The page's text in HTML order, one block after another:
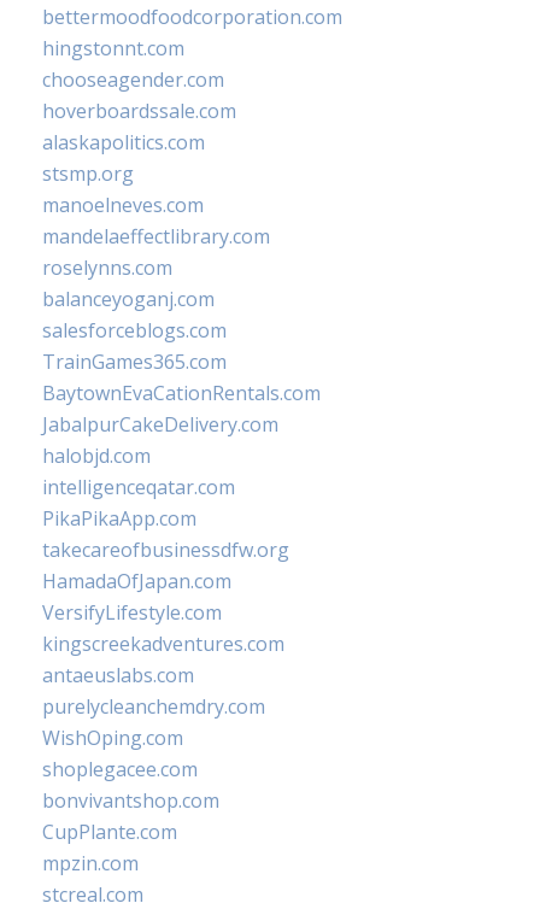
bettermoodfoodcorporation.com
hingstonnt.com
chooseagender.com
hoverboardssale.com
alaskapolitics.com
stsmp.org
manoelneves.com
mandelaeffectlibrary.com
roselynns.com
balanceyoganj.com
salesforceblogs.com
TrainGames365.com
BaytownEvaCationRentals.com
JabalpurCakeDelivery.com
halobjd.com
intelligenceqatar.com
PikaPikaApp.com
takecareofbusinessdfw.org
HamadaOfJapan.com
VersifyLifestyle.com
kingscreekadventures.com
antaeuslabs.com
purelycleanchemdry.com
WishOping.com
shoplegacee.com
bonvivantshop.com
CupPlante.com
mpzin.com
stcreal.com